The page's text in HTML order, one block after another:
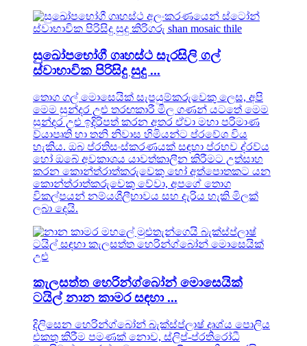
සුඛෝපභෝගී ගෘහස්ථ සැරසිලි ගල්
ස්වාභාවික පිරිසිදු සුදු ...
තොග ගල් මොසෙයික් සැපයුම්කරුවෙකු ලෙස, අපි
මෙම සුන්දර උළු තරඟකාරී මිල ගණන් යටතේ මෙම
සුන්දර උළු ඉදිරිපත් කරන අතර ඒවා මහා පරිමාණ
ව්යාපෘති හා තනි නිවාස හිමියන්ට ප්රවේශ විය
හැකිය. ඔබ ප්රතිසංස්කරණයක් සඳහා ප්රභව ද්රව්ය
හෝ ඔබේ අවකාශය යාවත්කාලීන කිරීමට උත්සාහ
කරන කොන්ත්රාත්කරුවෙකු හෝ අත්පොතකට යන
කොන්ත්රාත්කරුවෙකු වේවා, අපගේ තොග
විකල්පයන් නම්යශීලීභාවය සහ දැරිය හැකි මිලක්
ලබා දෙයි.
කැලසත්ත හෙරින්ග්බෝන් මොසෙයික්
ටයිල් නාන කාමර සඳහා ...
දිලිසෙන හෙරින්ග්බෝන් බැක්ස්ප්ලාෂ් දෘශ්ය පොලිය
එකතු කිරීම පමණක් නොව, ස්ලිප්-ප්රතිරෝධී